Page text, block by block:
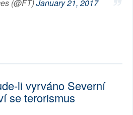
(@FT)January 21, 2017
li vyrváno Severní
se terorismus